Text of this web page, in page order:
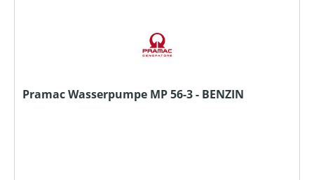
Pramac Wasserpumpe MP 56-3 - BENZIN